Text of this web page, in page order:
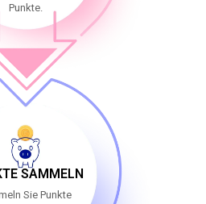
Punkte.
SAMMELN
Sie Punkte